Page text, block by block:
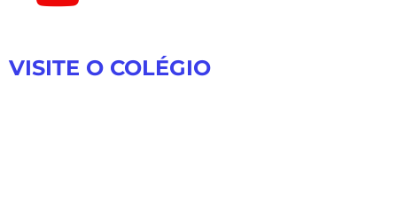
VISITE O COLÉGIO